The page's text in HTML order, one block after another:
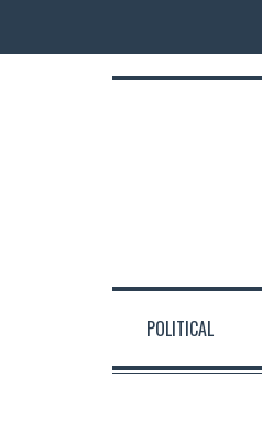
POLITICAL